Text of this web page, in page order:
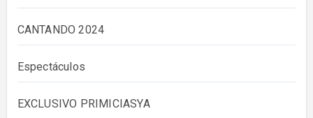
CANTANDO 2024
Espectáculos
EXCLUSIVO PRIMICIASYA